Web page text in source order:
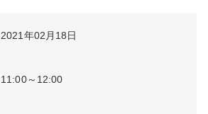
2021年02月18日
11:00～12:00